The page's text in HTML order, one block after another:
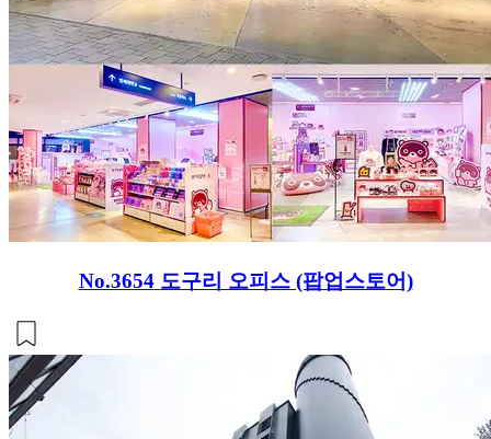
No.3654 도구리 오피스 (팝업스토어)